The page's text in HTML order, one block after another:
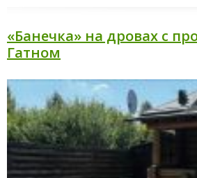
«Банечка» на дровах с
Гатном